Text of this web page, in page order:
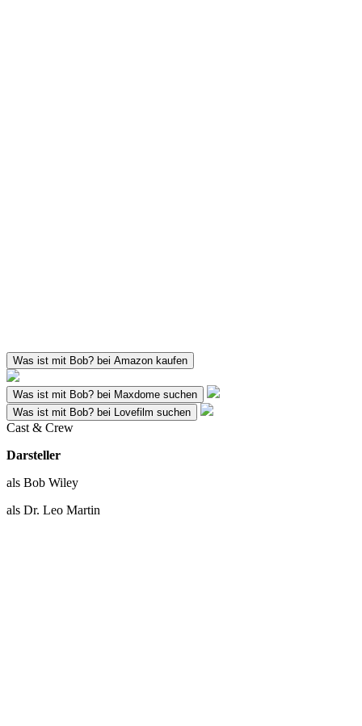
Was ist mit Bob? bei Amazon kaufen
Was ist mit Bob? bei Maxdome suchen
Was ist mit Bob? bei Lovefilm suchen
Cast & Crew
Darsteller
als Bob Wiley
als Dr. Leo Martin